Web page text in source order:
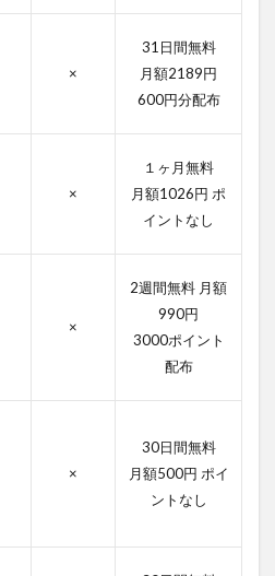
×
31日間無料
月額2189円
600円分配布
×
１ヶ月無料
月額1026円 ポ
イントなし
×
2週間無料 月額
990円
3000ポイント
配布
×
30日間無料
月額500円 ポイ
ントなし